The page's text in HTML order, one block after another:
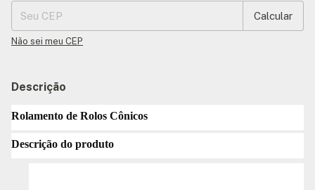
Calcular
Não sei meu CEP
Descrição
Rolamento de Rolos Cônicos
Descrição do produto